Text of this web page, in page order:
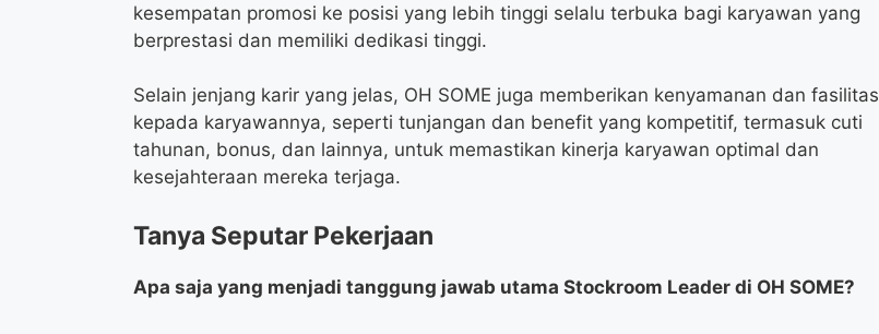
kesempatan promosi ke posisi yang lebih tinggi selalu terbuka bagi karyawan yang
berprestasi dan memiliki dedikasi tinggi.
Selain jenjang karir yang jelas, OH SOME juga memberikan kenyamanan dan fasilitas
kepada karyawannya, seperti tunjangan dan benefit yang kompetitif, termasuk cuti
tahunan, bonus, dan lainnya, untuk memastikan kinerja karyawan optimal dan
kesejahteraan mereka terjaga.
Tanya Seputar Pekerjaan
Apa saja yang menjadi tanggung jawab utama Stockroom Leader di OH SOME?